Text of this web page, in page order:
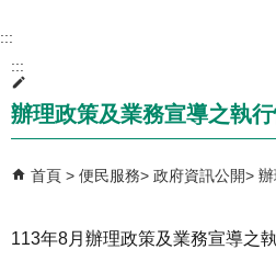
:::
:::
辦理政策及業務宣導之執
首頁 便民服務 政府資訊公開
113年8月辦理政策及業務宣導之